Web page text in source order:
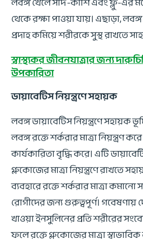
থেকে রক্ষা পাওয়া যায়। এছাড়া,
প্রদাহ কমিয়ে শরীরকে সুস্থ রাখতে
স্বাস্থ্যকর জীবনযাত্রার জন্য
উপকারিতা
ডায়াবেটিস নিয়ন্ত্রণে সহায়ক
লবঙ্গ ডায়াবেটিস নিয়ন্ত্রণে সহায়ক
লবঙ্গ রক্তে শর্করার মাত্রা নিয়ন্ত্রণ
কার্যকারিতা বৃদ্ধি করে। এটি
গ্লুকোজের মাত্রা নিয়ন্ত্রণে রাখতে
ব্যবহারে রক্তে শর্করার মাত্রা কমানো
রোগীদের জন্য গুরুত্বপূর্ণ। গবেষণায়
খাওয়া ইনসুলিনের প্রতি শরীরের
ফলে রক্তে গ্লুকোজের মাত্রা